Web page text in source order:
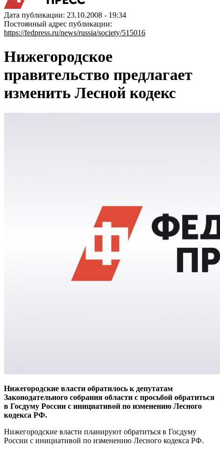
Дата публикации: 23.10.2008 - 19:34
Постоянный адрес публикации:
https://fedpress.ru/news/russia/society/515016
Нижегородское
правительство предлагает
изменить Лесной кодекс
Нижегородские власти обратилось к депутатам
Законодательного собрания области с просьбой обратиться
в Госдуму России с инициативой по изменению Лесного
кодекса РФ.
Нижегородские власти планируют обратиться в Госдуму
России с инициативой по изменению Лесного кодекса РФ.